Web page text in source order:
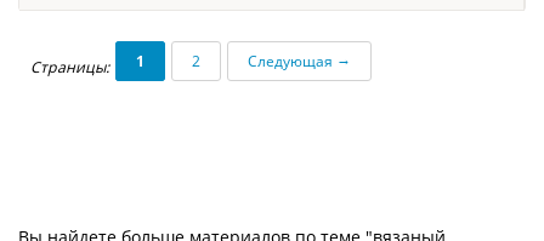
Страницы: 1 2 Следующая →